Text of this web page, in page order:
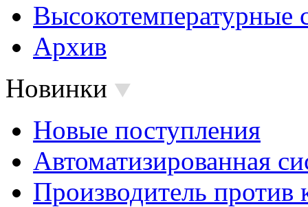
Высокотемпературные
Архив
Новинки
Новые поступления
Автоматизированная
Производитель против